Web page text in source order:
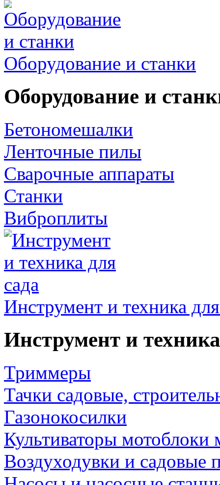
Оборудование и станки
Оборудование и
Бетономешалки
Ленточные пилы
Сварочные аппараты
Станки
Виброплиты
Инструмент и техника
Инструмент и
Триммеры
Тачки садовые,
Газонокосилки
Культиваторы мотоблоки
Воздуходувки и садовые